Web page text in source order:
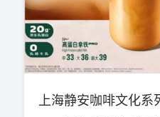
上海静安咖啡文化